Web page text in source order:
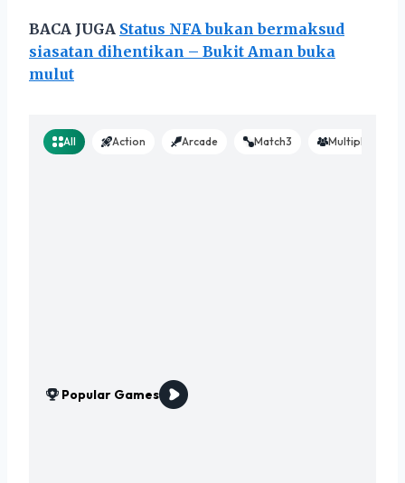
BACA JUGA Status NFA bukan bermaksud
siasatan dihentikan – Bukit Aman buka
mulut